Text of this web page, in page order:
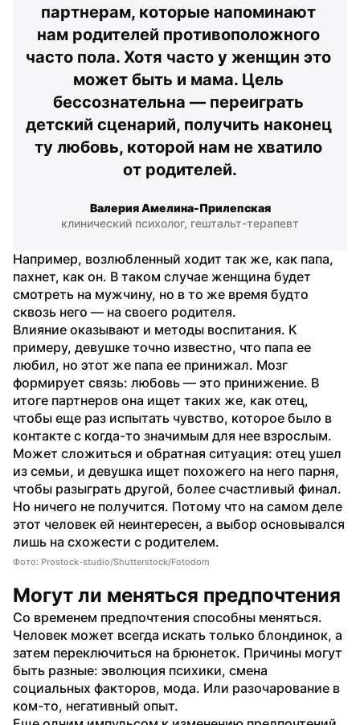
партнерам, которые напоминают
нам родителей противоположного
часто пола. Хотя часто у женщин это
может быть и мама. Цель
бессознательна — переиграть
детский сценарий, получить наконец
ту любовь, которой нам не хватило
от родителей.
Валерия Амелина-Прилепская
клинический психолог, гештальт-терапевт
Например, возлюбленный ходит так же, как папа,
пахнет, как он. В таком случае женщина будет
смотреть на мужчину, но в то же время будто
сквозь него — на своего родителя.
Влияние оказывают и методы воспитания. К
примеру, девушке точно известно, что папа ее
любил, но этот же папа ее принижал. Мозг
формирует связь: любовь — это принижение. В
итоге партнеров она ищет таких же, как отец,
чтобы еще раз испытать чувство, которое было в
контакте с когда-то значимым для нее взрослым.
Может сложиться и обратная ситуация: отец ушел
из семьи, и девушка ищет похожего на него парня,
чтобы разыграть другой, более счастливый финал.
Но ничего не получится. Потому что на самом деле
этот человек ей неинтересен, а выбор основывался
лишь на схожести с родителем.
Фото: Prostock-studio/Shutterstock/Fotodom
Могут ли меняться предпочтения
Со временем предпочтения способны меняться.
Человек может всегда искать только блондинок, а
затем переключиться на брюнеток. Причины могут
быть разные: эволюция психики, смена
социальных факторов, мода. Или разочарование в
ком-то, негативный опыт.